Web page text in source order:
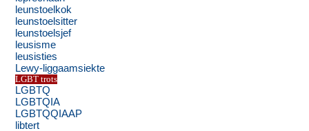
leunstoelkok
leunstoelsitter
leunstoelsjef
leusisme
leusisties
Lewy-liggaamsiekte
LGBT trots
LGBTQ
LGBTQIA
LGBTQQIAAP
libtert